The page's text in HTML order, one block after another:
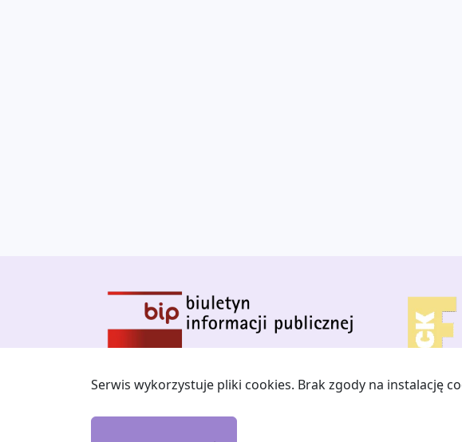
Serwis wykorzystuje pliki cookies. Brak zgody na instalację